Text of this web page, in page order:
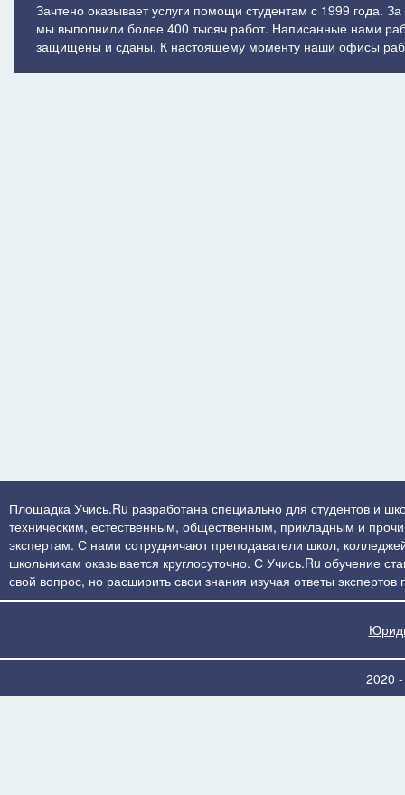
Зачтено оказывает услуги помощи студентам с 1999 года.
мы выполнили более 400 тысяч работ. Написанные нами
защищены и сданы. К настоящему моменту наши офисы
Площадка Учись.Ru разработана специально для студентов и
техническим, естественным, общественным, прикладным и
экспертам. С нами сотрудничают преподаватели школ,
школьникам оказывается круглосуточно. С Учись.Ru обучение
свой вопрос, но расширить свои знания изучая ответы
2020